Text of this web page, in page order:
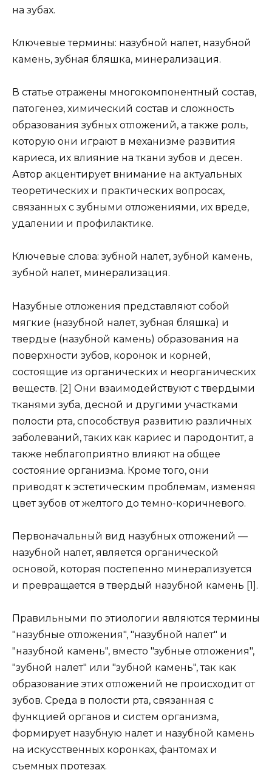
на зубах.
Ключевые термины: назубной налет, назубной
камень, зубная бляшка, минерализация.
В статье отражены многокомпонентный состав,
патогенез, химический состав и сложность
образования зубных отложений, а также роль,
которую они играют в механизме развития
кариеса, их влияние на ткани зубов и десен.
Автор акцентирует внимание на актуальных
теоретических и практических вопросах,
связанных с зубными отложениями, их вреде,
удалении и профилактике.
Ключевые слова: зубной налет, зубной камень,
зубной налет, минерализация.
Назубные отложения представляют собой
мягкие (назубной налет, зубная бляшка) и
твердые (назубной камень) образования на
поверхности зубов, коронок и корней,
состоящие из органических и неорганических
веществ. [2] Они взаимодействуют с твердыми
тканями зуба, десной и другими участками
полости рта, способствуя развитию различных
заболеваний, таких как кариес и пародонтит, а
также неблагоприятно влияют на общее
состояние организма. Кроме того, они
приводят к эстетическим проблемам, изменяя
цвет зубов от желтого до темно-коричневого.
Первоначальный вид назубных отложений —
назубной налет, является органической
основой, которая постепенно минерализуется
и превращается в твердый назубной камень [1].
Правильными по этиологии являются термины
"назубные отложения", "назубной налет" и
"назубной камень", вместо "зубные отложения",
"зубной налет" или "зубной камень", так как
образование этих отложений не происходит от
зубов. Среда в полости рта, связанная с
функцией органов и систем организма,
формирует назубную налет и назубной камень
на искусственных коронках, фантомах и
съемных протезах.